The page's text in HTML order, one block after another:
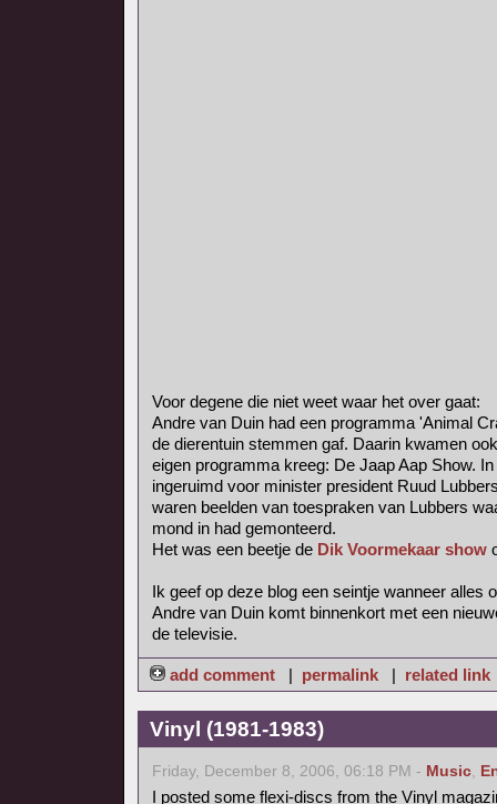
Voor degene die niet weet waar het over gaat:
Andre van Duin had een programma 'Animal
de dierentuin stemmen gaf. Daarin kwamen
eigen programma kreeg: De Jaap Aap Show.
ingeruimd voor minister president Ruud
waren beelden van toespraken van Lubbers
mond in had gemonteerd.
Het was een beetje de Dik Voormekaar show
Ik geef op deze blog een seintje wanneer alles
Andre van Duin komt binnenkort met een
de televisie.
add comment | permalink| related link
Vinyl (1981-1983)
Friday, December 8, 2006, 06:18 PM - Music,
I posted some flexi-discs from the Vinyl